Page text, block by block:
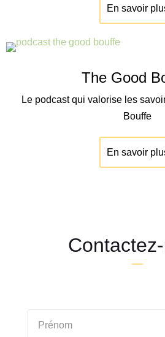
En savoir
The Good
Le podcast qui valorise les
Bouffe
En savoir